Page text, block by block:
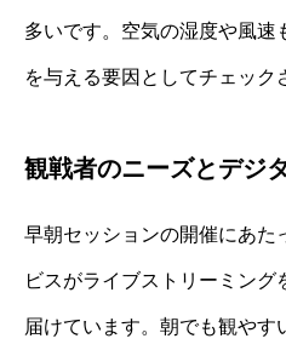
多いです。空気の湿度や風速
を与える要因としてチェック
観戦者のニーズとデジ
早朝セッションの開催にあた
ビスがライブストリーミン
届けています。朝でも観や